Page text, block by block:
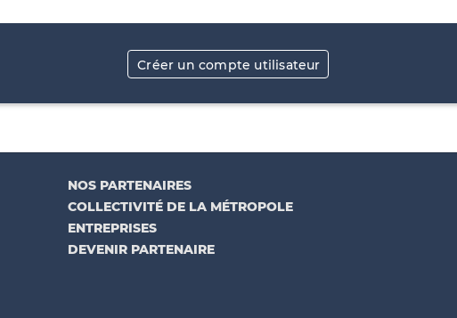
Créer un compte utilisateur
NOS PARTENAIRES
COLLECTIVITÉ DE LA MÉTROPOLE
ENTREPRISES
DEVENIR PARTENAIRE